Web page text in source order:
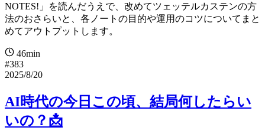
NOTES!」を読んだうえで、改めてツェッテルカステンの方
法のおさらいと、各ノートの目的や運用のコツについてまと
めてアウトプットします。
46min
#383
2025/8/20
AI時代の今日この頃、結局何したらい
いの？📩